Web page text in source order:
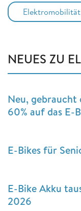
Elektromobilität
NEUES ZU
Neu, gebraucht
60% auf das E-
E-Bikes für
E-Bike Akku
2026